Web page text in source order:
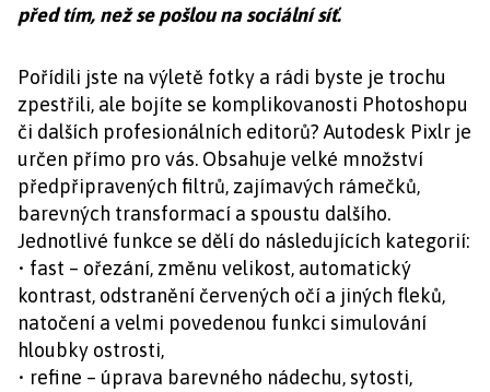
před tím, než se pošlou na sociální síť.
Pořídili jste na výletě fotky a rádi byste je trochu
zpestřili, ale bojíte se komplikovanosti Photoshopu
či dalších profesionálních editorů? Autodesk Pixlr je
určen přímo pro vás. Obsahuje velké množství
předpřipravených filtrů, zajímavých rámečků,
barevných transformací a spoustu dalšího.
Jednotlivé funkce se dělí do následujících kategorií:
• fast – ořezání, změnu velikost, automatický
kontrast, odstranění červených očí a jiných fleků,
natočení a velmi povedenou funkci simulování
hloubky ostrosti,
• refine – úprava barevného nádechu, sytosti,